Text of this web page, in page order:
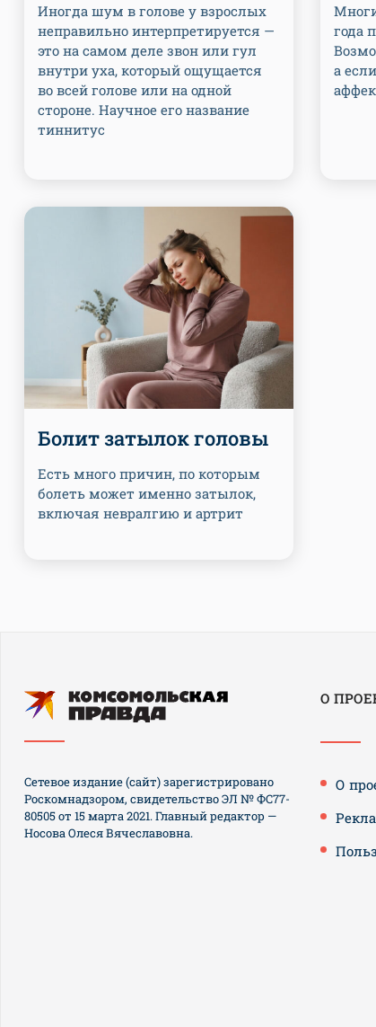
Иногда шум в голове у взрослых
неправильно интерпретируется —
это на самом деле звон или гул
внутри уха, который ощущается
во всей голове или на одной
стороне. Научное его название
тиннитус
года
а
Болит затылок головы
Есть много причин, по которым
болеть может именно затылок,
включая невралгию и артрит
О
О
Сетевое издание (сайт) зарегистрировано
Роскомнадзором, свидетельство ЭЛ № ФС77-
80505 от 15 марта 2021. Главный редактор —
Носова Олеся Вячеславовна.